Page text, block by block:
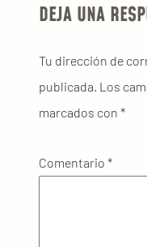
DEJA UNA
Tu dirección de
publicada. Los
marcados con *
Comentario *